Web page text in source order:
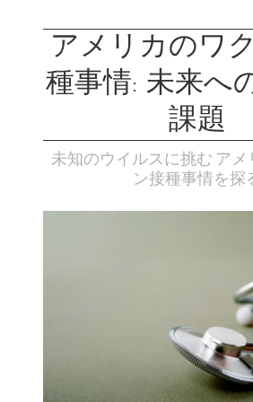
アメリカのワ
種事情: 未来へ
課題
未知のウイルスに挑む ア
ン接種事情を探